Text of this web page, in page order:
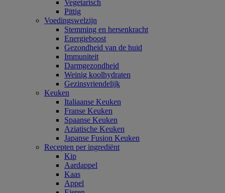
Vegetarisch
Pittig
Voedingswelzijn
Stemming en hersenkracht
Energieboost
Gezondheid van de huid
Immuniteit
Darmgezondheid
Weinig koolhydraten
Gezinsvriendelijk
Keuken
Italiaanse Keuken
Franse Keuken
Spaanse Keuken
Aziatische Keuken
Japanse Fusion Keuken
Recepten per ingrediënt
Kip
Aardappel
Kaas
Appel